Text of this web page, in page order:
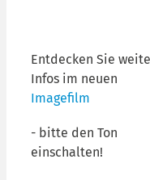
Entdecken Sie
Infos im neuen
Imagefilm
- bitte den Ton
einschalten!